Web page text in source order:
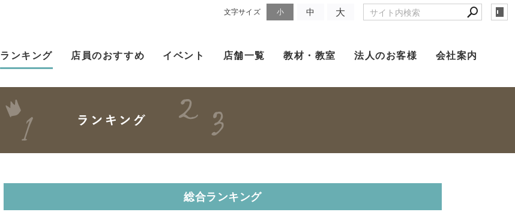
文字サイズ 小 中 大
ランキング 店員のおすすめ イベント 店舗一覧 教材・教室 法人のお客様 会社案内
総合ランキング